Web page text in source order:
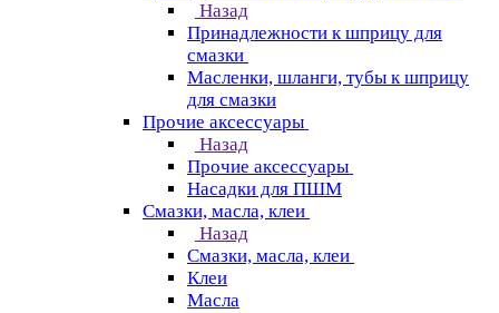
Назад
Принадлежности к шприцу для
смазки
Масленки, шланги, тубы к шприцу
для смазки
Прочие аксессуары
Назад
Прочие аксессуары
Насадки для ПШМ
Смазки, масла, клеи
Назад
Смазки, масла, клеи
Клеи
Масла